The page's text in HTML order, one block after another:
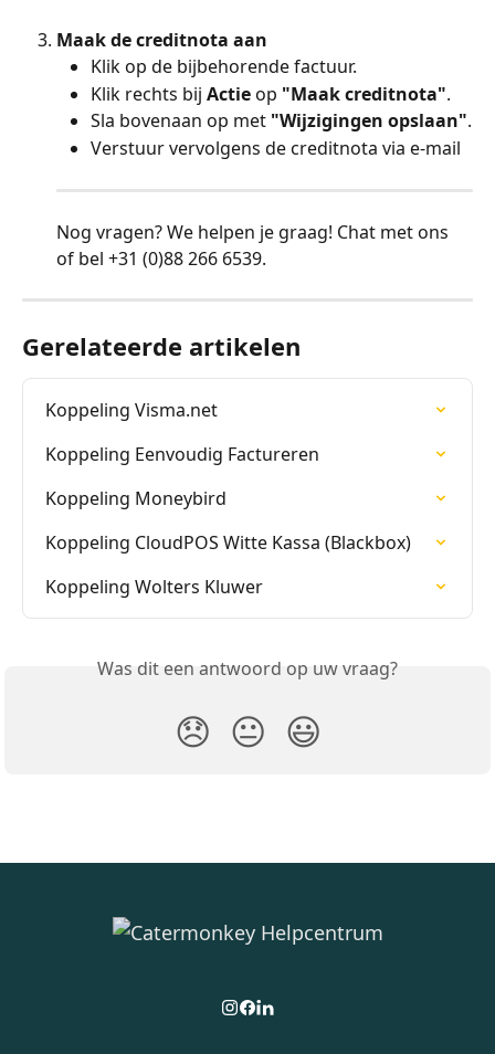
Maak de creditnota aan
Klik op de bijbehorende factuur.
Klik rechts bij Actie op "Maak creditnota".
Sla bovenaan op met "Wijzigingen opslaan".
Verstuur vervolgens de creditnota via e-mail
Nog vragen? We helpen je graag! Chat met ons
of bel +31 (0)88 266 6539.
Gerelateerde artikelen
Koppeling Visma.net
Koppeling Eenvoudig Factureren
Koppeling Moneybird
Koppeling CloudPOS Witte Kassa (Blackbox)
Koppeling Wolters Kluwer
Was dit een antwoord op uw vraag?
😞 😐 😃